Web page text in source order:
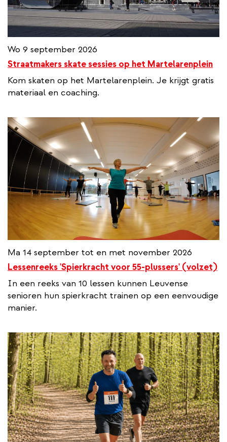
Wo 9 september 2026
Straatmakers skate sessies op het Martelarenplein
Kom skaten op het Martelarenplein. Je krijgt gratis
materiaal en coaching.
Ma 14 september tot en met november 2026
Lessenreeks 'Spierkracht voor 55-plussers' (volzet)
In een reeks van 10 lessen kunnen Leuvense
senioren hun spierkracht trainen op een eenvoudige
manier.